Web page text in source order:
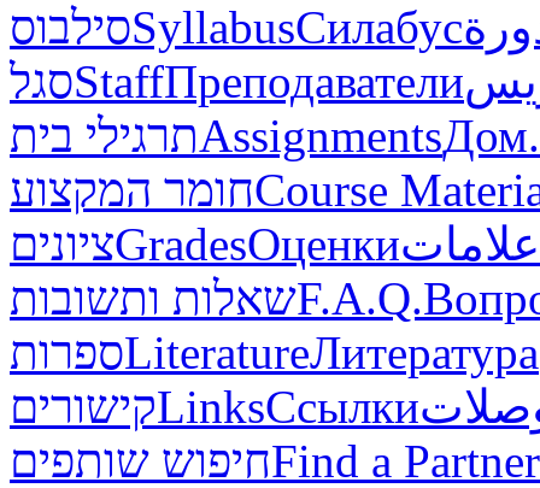
סילבוסSyllabusСилабус
סגלStaffПреподаватели
תרגילי ביתAssignmentsДом.
חומר המקצועCourse
ציוניםGradesОценкиعلامات
שאלות ותשובותF.A.Q.
ספרותLiteratureЛитература
קישוריםLinksСсылки
חיפוש שותפיםFind a Partner